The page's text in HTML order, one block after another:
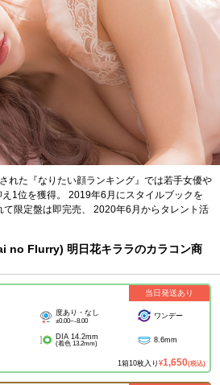
れた『なりたい顔ランキング』では若手女優や
1位を獲得。 2019年6月にスタイルブックを
限定盤は即完売、 2020年6月からタレント活
no Flurry) 明日花キララのカラコン商
度あり・なし
±0.00~-8.00
ワンデー
DIA 14.2mm
(着色 13.2mm) 8.6mm
1箱10枚入り ¥1,650(税込)
当日発送あり